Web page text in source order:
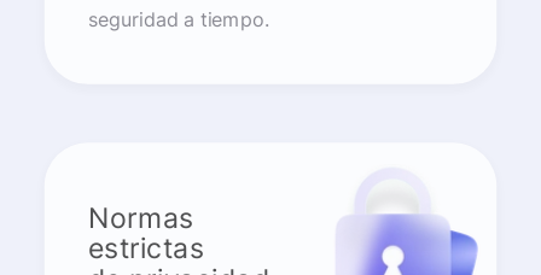
seguridad a tiempo.
Normas
estrictas